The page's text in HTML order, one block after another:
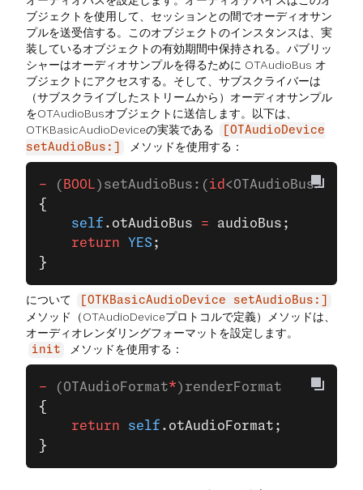
ブジェクトを使用して、セッションとの間でオーディオサン
プルを送受信する。このオブジェクトのインスタンスは、実
装しているオブジェクトの有効期間中保持される。パブリッ
シャーはオーディオサンプルを得るために OTAudioBus オ
ブジェクトにアクセスする。そして、サブスクライバーは
（サブスクライブしたストリームから）オーディオサンプル
をOTAudioBusオブジェクトに送信します。以下は、
OTKBasicAudioDeviceの実装である
[OTAudioDevice
setAudioBus:]
メソッドを使用する：
- ( BOOL )setAudioBus:( id
{
    self
.otAudioBus = audioBus;
    return
YES ;
}
について [OTKBasicAudioDevice setAudioBus:]
メソッド（OTAudioDeviceプロトコルで定義）メソッドは、
オーディオレンダリングフォーマットを設定します。
init メソッドを使用する：
- (OTAudioFormat* )renderFormat
{
    return
self .otAudioFormat;
}